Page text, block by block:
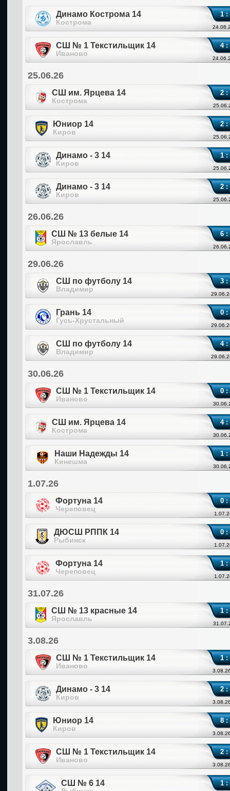
Динамо Кострома 14
Кострома
1 :
СШ № 1 Текстильщик 14
Иваново
4 :
25.06.26
СШ им. Ярцева 14
Кострома
2 :
Юниор 14
Киров
2 :
Динамо - 3 14
Киров
1 :
Динамо - 3 14
Киров
2 :
26.06.26
СШ № 13 белые 14
Ярославль
6 :
29.06.26
СШ по футболу 14
Владимир
3 :
Грань 14
Гусь-Хрустальный
0 :
СШ по футболу 14
Владимир
4 :
30.06.26
СШ № 1 Текстильщик 14
Иваново
0 :
СШ им. Ярцева 14
Кострома
4 :
Наши Надежды 14
Кинешма
1 :
1.07.26
Фортуна 14
Череповец
0 :
ДЮСШ РППК 14
Рыбинск
0 :
Фортуна 14
Череповец
1 :
31.07.26
СШ № 13 красные 14
Ярославль
1 :
3.08.26
СШ № 1 Текстильщик 14
Иваново
1 :
Динамо - 3 14
Киров
2 :
Юниор 14
Киров
8 :
СШ № 1 Текстильщик 14
Иваново
2 :
СШ № 6 14 1 :